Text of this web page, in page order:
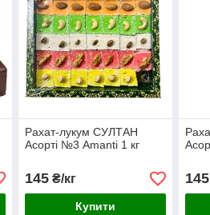
Рахат-лукум СУЛТАН
Асорті №3 Amanti 1 кг
145₴/кг
Купити
145